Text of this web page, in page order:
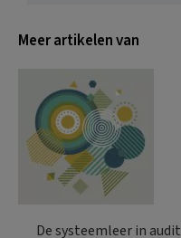
Meer artikelen van
De systeemleer in